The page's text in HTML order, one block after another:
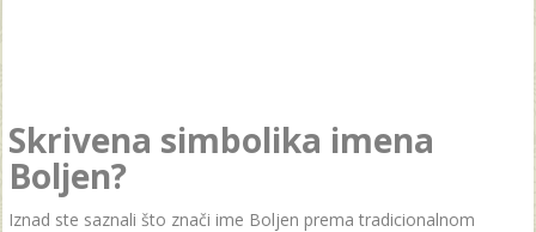
Skrivena simbolika imena
Boljen?
Iznad ste saznali što znači ime Boljen prema tradicionalnom